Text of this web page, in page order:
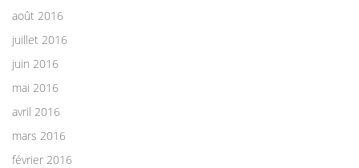
août 2016
juillet 2016
juin 2016
mai 2016
avril 2016
mars 2016
février 2016